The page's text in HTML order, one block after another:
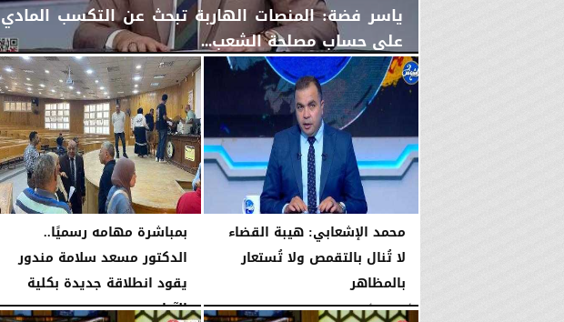
ياسر فضة: المنصات الهاربة تبحث عن التكسب المادي
على حساب مصلحة الشعب...
08:42 مـ
محمد الإشعابي: هيبة القضاء
لا تُنال بالتقمص ولا تُستعار
بالمظاهر
الأربعاء، 5 أغسطس 2026 08:17 مـ
بمباشرة مهامه رسميًا..
الدكتور مسعد سلامة مندور
يقود انطلاقة جديدة بكلية
الآداب...